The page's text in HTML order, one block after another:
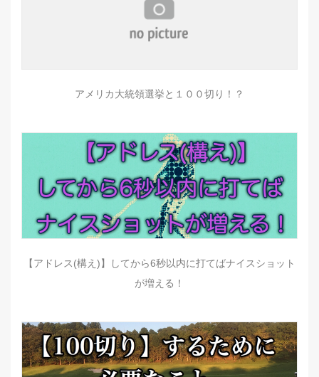
アメリカ大統領選挙と１００切り！？
【アドレス(構え)】してから6秒以内に打てばナイスショット
が増える！